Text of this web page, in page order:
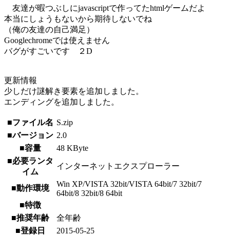
友達が暇つぶしにjavascriptで作ってたhtmlゲームだよ
本当にしょうもないから期待しないでね
（俺の友達の自己満足）
Googlechromeでは使えません
バグがすごいです ２D
更新情報
少しだけ謎解き要素を追加しました。
エンディングを追加しました。
■ファイル名 S.zip
■バージョン 2.0
■容量
48 KByte
■必要ランタ
イム
インターネットエクスプローラー
■動作環境
Win XP/VISTA 32bit/VISTA 64bit/7 32bit/7
64bit/8 32bit/8 64bit
■特徴
■推奨年齢
全年齢
■登録日
2015-05-25